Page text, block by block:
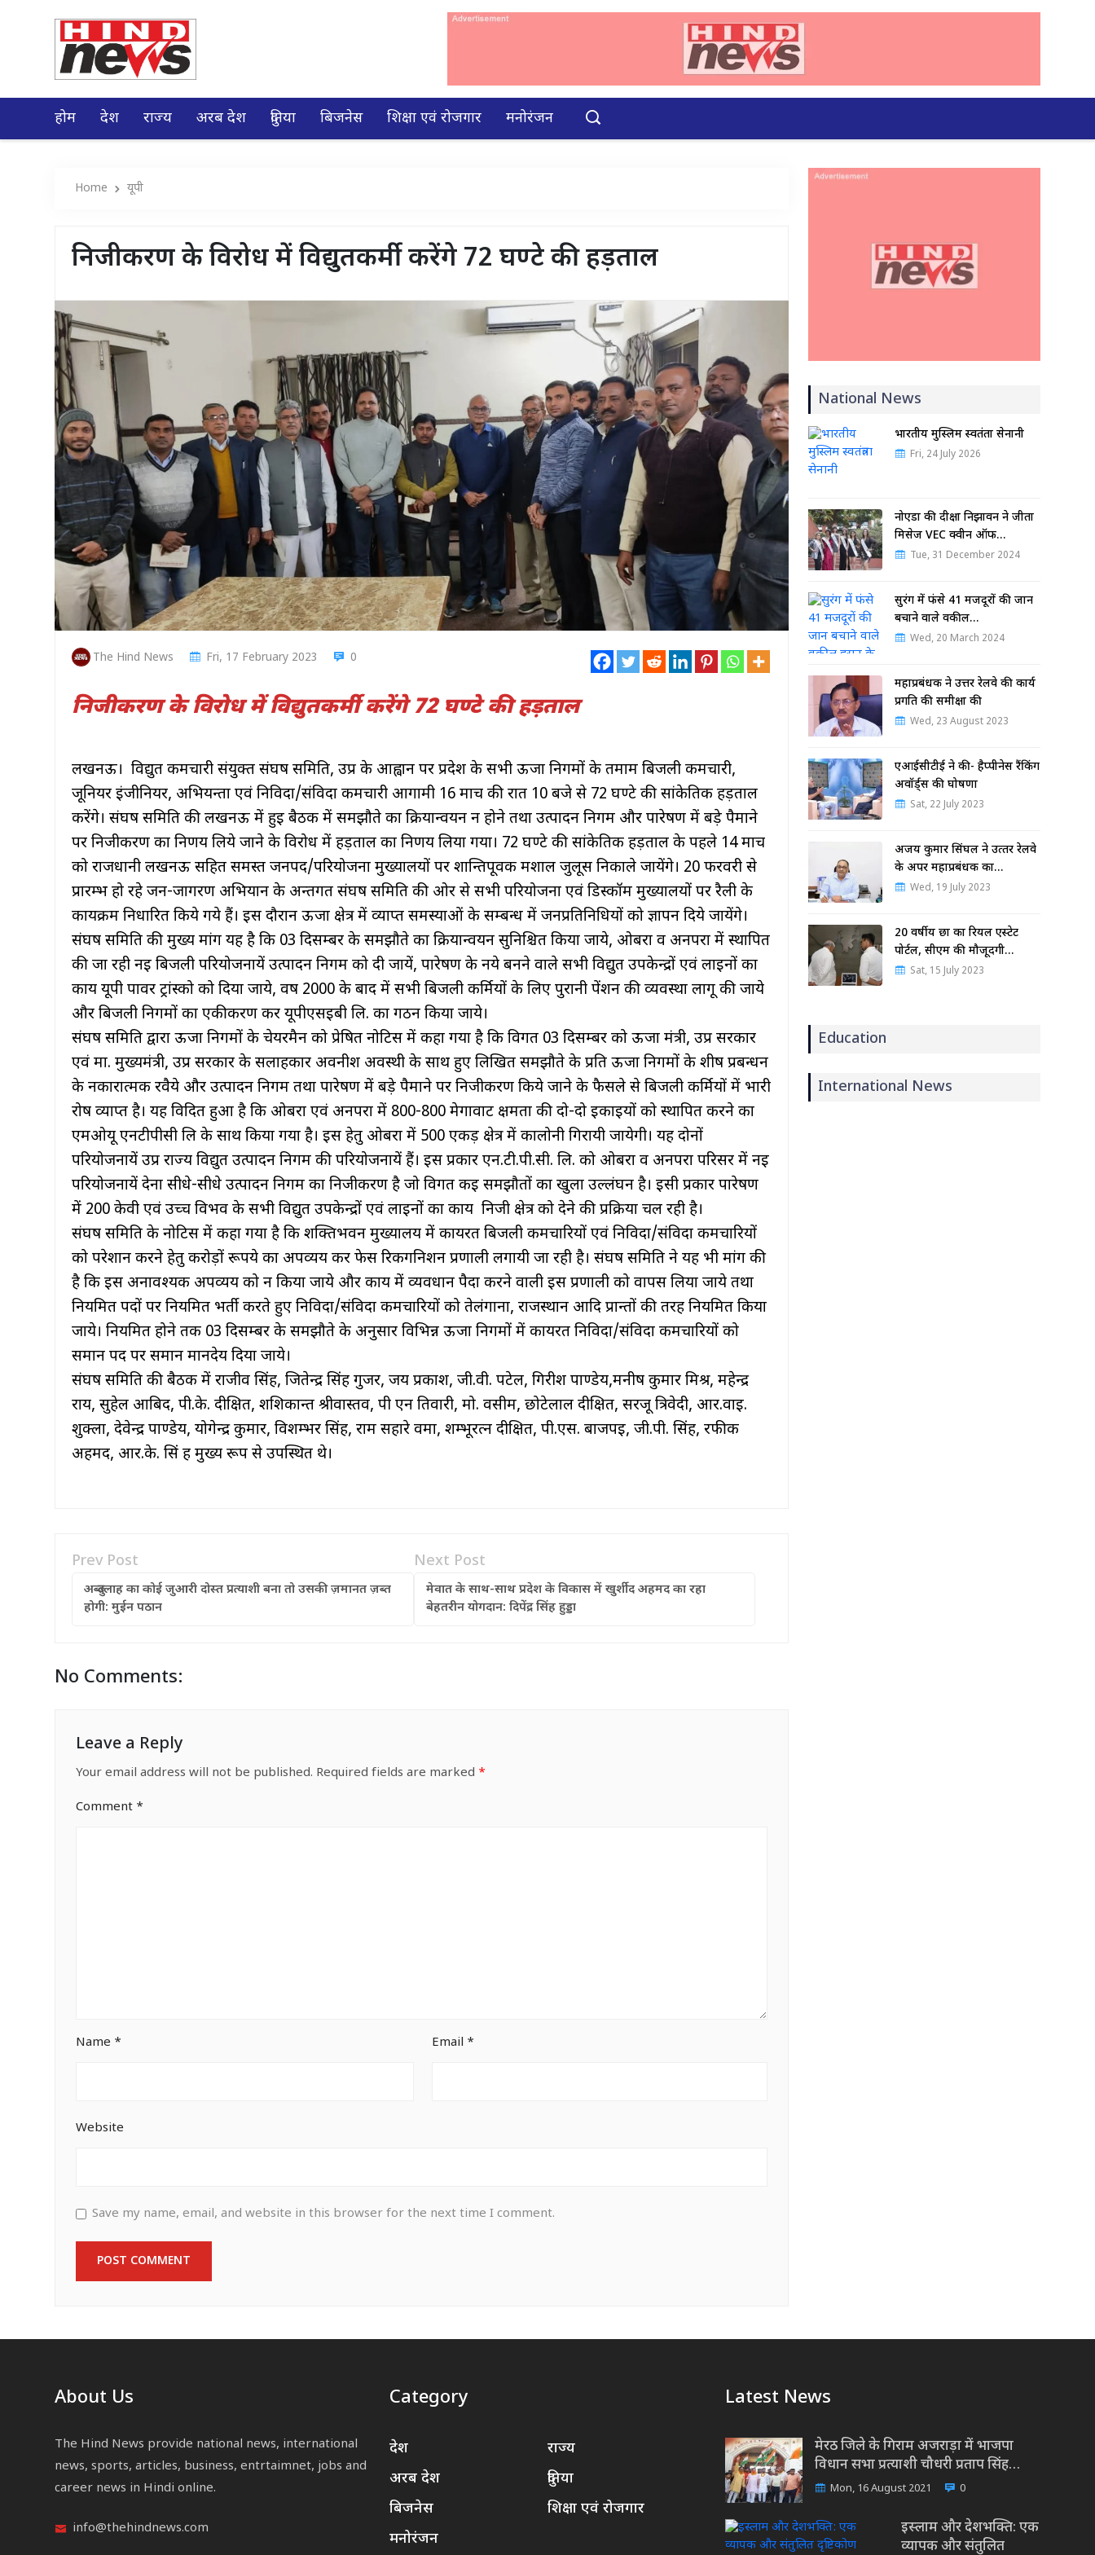
होम देश राज्य अरब देश दुनिया बिजनेस शिक्षा एवं रोजगार मनोरंजन
Home यूपी
निजीकरण के विरोध में विद्युतकर्मी करेंगे 72 घण्टे की हड़ताल
The Hind News Fri, 17 February 2023 0
निजीकरण के विरोध में विद्युतकर्मी करेंगे 72 घण्टे की हड़ताल
लखनऊ। विद्युत कर्मचारी संयुक्त संघर्ष समिति, उप्र के आह्वान पर प्रदेश के सभी ऊर्जा निगमों के तमाम बिजली कर्मचारी,
जूनियर इंजीनियर, अभियन्ता एवं निविदा/संविदा कर्मचारी आगामी 16 मार्च की रात 10 बजे से 72 घण्टे की सांकेतिक हड़ताल
करेंगे। संघर्ष समिति की लखनऊ में हुई बैठक में समझौते का क्रियान्वयन न होने तथा उत्पादन निगम और पारेषण में बड़े पैमाने
पर निजीकरण का निर्णय लिये जाने के विरोध में हड़ताल का निर्णय लिया गया। 72 घण्टे की सांकेतिक हड़ताल के पहले 14 मार्च
को राजधानी लखनऊ सहित समस्त जनपद/परियोजना मुख्यालयों पर शान्तिपूर्वक मशाल जुलूस निकाले जायेंगे। 20 फरवरी से
प्रारम्भ हो रहे जन-जागरण अभियान के अन्तर्गत संघर्ष समिति की ओर से सभी परियोजना एवं डिस्कॉम मुख्यालयों पर रैली के
कार्यक्रम निर्धारित किये गये हैं। इस दौरान ऊर्जा क्षेत्र में व्याप्त समस्याओं के सम्बन्ध में जनप्रतिनिधियों को ज्ञापन दिये जायेंगे।
संघर्ष समिति की मुख्य मांग यह है कि 03 दिसम्बर के समझौते का क्रियान्वयन सुनिश्चित किया जाये, ओबरा व अनपरा में स्थापित
की जा रही नई बिजली परियोजनायें उत्पादन निगम को दी जायें, पारेषण के नये बनने वाले सभी विद्युत उपकेन्द्रों एवं लाइनों का
कार्य यूपी पावर ट्रांस्को को दिया जाये, वर्ष 2000 के बाद में सभी बिजली कर्मियों के लिए पुरानी पेंशन की व्यवस्था लागू की जाये
और बिजली निगमों का एकीकरण कर यूपीएसईबी लि. का गठन किया जाये।
संघर्ष समिति द्वारा ऊर्जा निगमों के चेयरमैन को प्रेषित नोटिस में कहा गया है कि विगत 03 दिसम्बर को ऊर्जा मंत्री, उप्र सरकार
एवं मा. मुख्यमंत्री, उप्र सरकार के सलाहकार अवनीश अवस्थी के साथ हुए लिखित समझौते के प्रति ऊर्जा निगमों के शीर्ष प्रबन्धन
के नकारात्मक रवैये और उत्पादन निगम तथा पारेषण में बड़े पैमाने पर निजीकरण किये जाने के फैसले से बिजली कर्मियों में भारी
रोष व्याप्त है। यह विदित हुआ है कि ओबरा एवं अनपरा में 800-800 मेगावाट क्षमता की दो-दो इकाईयों को स्थापित करने का
एमओयू एनटीपीसी लि के साथ किया गया है। इस हेतु ओबरा में 500 एकड़ क्षेत्र में कालोनी गिरायी जायेगी। यह दोनों
परियोजनायें उप्र राज्य विद्युत उत्पादन निगम की परियोजनायें हैं। इस प्रकार एन.टी.पी.सी. लि. को ओबरा व अनपरा परिसर में नई
परियोजनायें देना सीधे-सीधे उत्पादन निगम का निजीकरण है जो विगत कई समझौतों का खुला उल्लंघन है। इसी प्रकार पारेषण
में 200 केवी एवं उच्च विभव के सभी विद्युत उपकेन्द्रों एवं लाइनों का कार्य निजी क्षेत्र को देने की प्रक्रिया चल रही है।
संघर्ष समिति के नोटिस में कहा गया है कि शक्तिभवन मुख्यालय में कार्यरत बिजली कर्मचारियों एवं निविदा/संविदा कर्मचारियों
को परेशान करने हेतु करोड़ों रूपये का अपव्यय कर फेस रिकगनिशन प्रणाली लगायी जा रही है। संघर्ष समिति ने यह भी मांग की
है कि इस अनावश्यक अपव्यय को न किया जाये और कार्य में व्यवधान पैदा करने वाली इस प्रणाली को वापस लिया जाये तथा
नियमित पदों पर नियमित भर्ती करते हुए निविदा/संविदा कर्मचारियों को तेलंगाना, राजस्थान आदि प्रान्तों की तरह नियमित किया
जाये। नियमित होने तक 03 दिसम्बर के समझौते के अनुसार विभिन्न ऊर्जा निगमों में कार्यरत निविदा/संविदा कर्मचारियों को
समान पद पर समान मानदेय दिया जाये।
संघर्ष समिति की बैठक में राजीव सिंह, जितेन्द्र सिंह गुर्जर, जय प्रकाश, जी.वी. पटेल, गिरीश पाण्डेय,मनीष कुमार मिश्र, महेन्द्र
राय, सुहेल आबिद, पी.के. दीक्षित, शशिकान्त श्रीवास्तव, पी एन तिवारी, मो. वसीम, छोटेलाल दीक्षित, सरजू त्रिवेदी, आर.वाई.
शुक्ला, देवेन्द्र पाण्डेय, योगेन्द्र कुमार, विशम्भर सिंह, राम सहारे वर्मा, शम्भूरत्न दीक्षित, पी.एस. बाजपई, जी.पी. सिंह, रफीक
अहमद, आर.के. सिं ह मुख्य रूप से उपस्थित थे।
Prev Post
अब्दुल्लाह का कोई जुआरी दोस्त प्रत्याशी बना तो उसकी ज़मानत ज़ब्त
होगी: मुईन पठान
Next Post
मेवात के साथ-साथ प्रदेश के विकास में खुर्शीद अहमद का रहा
बेहतरीन योगदान: दिपेंद्र सिंह हुड्डा
No Comments:
Leave a Reply
Your email address will not be published. Required fields are marked *
Comment *
Name * Email *
Website
Save my name, email, and website in this browser for the next time I comment.
National News
भारतीय मुस्लिम स्वतंत्रता सेनानी
Fri, 24 July 2026
नोएडा की दीक्षा निझावन ने जीता
मिसेज VEC क्वीन ऑफ…
Tue, 31 December 2024
सुरंग में फंसे 41 मजदूरों की जान
बचाने वाले वकील…
Wed, 20 March 2024
महाप्रबंधक ने उत्तर रेलवे की कार्य
प्रगति की समीक्षा की
Wed, 23 August 2023
एआईसीटीई ने की- हैप्पीनेस रैंकिंग
अवॉर्ड्स की घोषणा
Sat, 22 July 2023
अजय कुमार सिंघल ने उत्‍तर रेलवे
के अपर महाप्रबंधक का…
Wed, 19 July 2023
20 वर्षीय छात्र का रियल एस्टेट
पोर्टल, सीएम की मौजूदगी…
Sat, 15 July 2023
Education
International News
About Us
The Hind News provide national news, international
news, sports, articles, business, entrtaimnet, jobs and
career news in Hindi online.
info@thehindnews.com
Category
देश
राज्य
अरब देश
दुनिया
बिजनेस
शिक्षा एवं रोजगार
मनोरंजन
Latest News
मेरठ जिले के गिराम अजराड़ा में भाजपा
विधान सभा प्रत्याशी चौधरी प्रताप सिंह…
Mon, 16 August 2021 0
इस्लाम और देशभक्ति: एक
व्यापक और संतुलित